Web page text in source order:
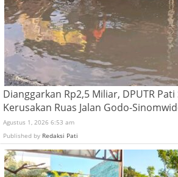
Dianggarkan Rp2,5 Miliar, DPUTR
Kerusakan Ruas Jalan Godo-
Agustus 1, 2026 6:53 am
Published by Redaksi Pati